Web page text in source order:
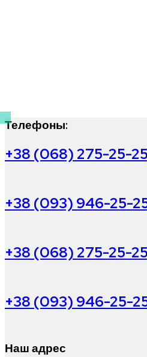
Телефоны:
+38 (068) 275-25-25
+38 (093) 946-25-
+38 (068) 275-25-25
+38 (093) 946-25-
Наш адрес